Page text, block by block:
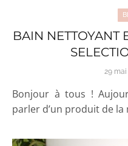
BAIN NETTOYANT
29 mai
Bonjour à tous !
parler d’un produit de